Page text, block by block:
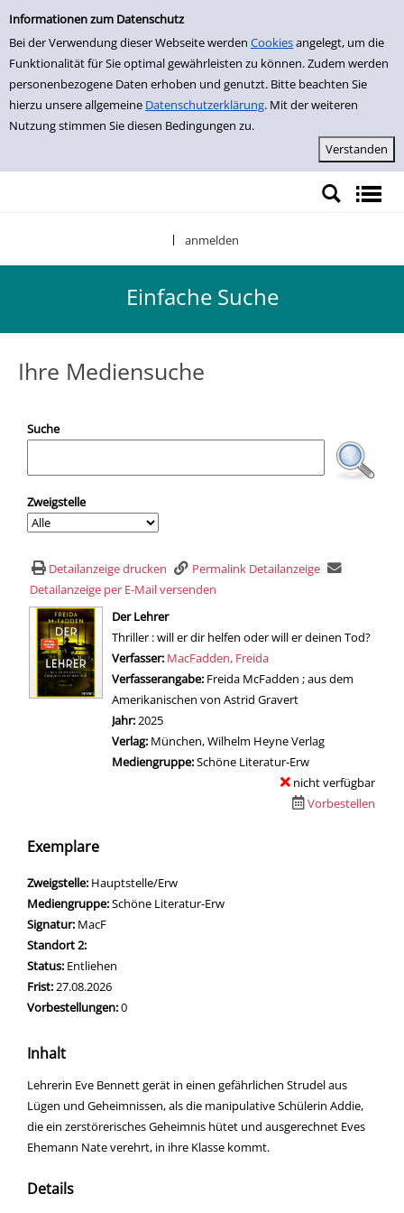
Einfache Suche
Informationen zum Datenschutz
Bei der Verwendung dieser Webseite werden Cookiesangelegt, um die
Funktionalität für Sie optimal gewährleisten zu können. Zudem werden
personenbezogene Daten erhoben und genutzt. Bitte beachten Sie
hierzu unsere allgemeine Datenschutzerklärung. Mit der weiteren
Nutzung stimmen Sie diesen Bedingungen zu.
Zur Detailanzeige springen
anmelden
Einfache Suche
Ihre Mediensuche
Suche
Zweigstelle
Detailanzeige drucken
Permalink Detailanzeige
Detailanzeige per E-Mail versenden
wird in neuem Tab geöffnet
Der Lehrer
Thriller : will er dir helfen oder will er deinen Tod?
Verfasser: Suche nach diesem Verfasser
MacFadden, Freida
Verfasserangabe: Freida McFadden ; aus dem
Amerikanischen von Astrid Gravert
Jahr: 2025
Verlag: München, Wilhelm Heyne Verlag
Mediengruppe:Schöne Literatur-Erw
nicht verfügbar
Vorbestellen
Exemplare
Zweigstelle: Hauptstelle/Erw
Mediengruppe:Schöne Literatur-Erw
Signatur: MacF
Standort 2:
Status: Entliehen
Frist: 27.08.2026
Vorbestellungen:0
Inhalt
Lehrerin Eve Bennett gerät in einen gefährlichen Strudel aus
Lügen und Geheimnissen, als die manipulative Schülerin Addie,
die ein zerstörerisches Geheimnis hütet und ausgerechnet Eves
Ehemann Nate verehrt, in ihre Klasse kommt.
Details